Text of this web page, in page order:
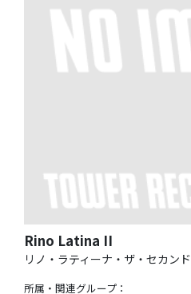
Rino Latina II
リノ・ラティーナ・ザ・セカンド
所属・関連グループ ：